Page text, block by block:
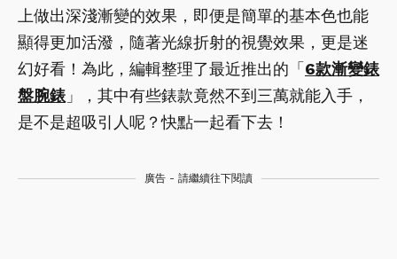
上做出深淺漸變的效果，即便是簡單的基本色也能
顯得更加活潑，隨著光線折射的視覺效果，更是迷
幻好看！為此，編輯整理了最近推出的「 6款漸變錶
盤腕錶 」，其中有些錶款竟然不到三萬就能入手，
是不是超吸引人呢？快點一起看下去！
廣告 - 請繼續往下閱讀